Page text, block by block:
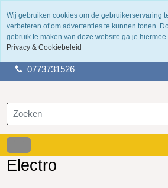
100 jaar ervaring
Fysieke winkel in tegelen
0773731526
Electro
Wij gebruiken cookies om de gebruikerservaring
verbeteren of om advertenties te kunnen tonen.
gebruik te maken van deze website ga je hiermee
Privacy & Cookiebeleid